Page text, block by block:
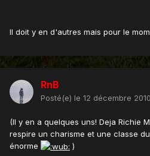
Il doit y en d'autres mais pour le
RnB
Posté(e) le 12 décembre 2010
(Il y en a quelques uns! Deja Richie
respire un charisme et une classe
énorme
)